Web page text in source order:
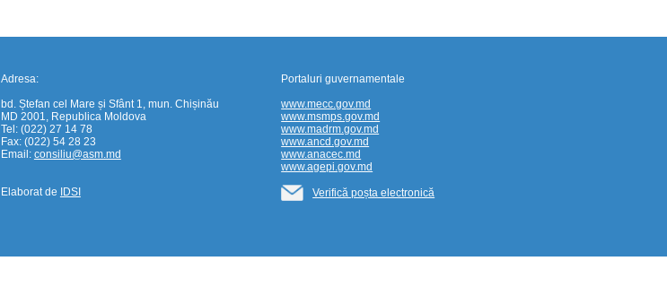
Adresa:
bd. Ștefan cel Mare și Sfânt 1, mun. Chișinău
MD 2001, Republica Moldova
Tel: (022) 27 14 78
Fax: (022) 54 28 23
Email: consiliu@asm.md
Elaborat de IDSI
Portaluri guvernamentale
www.mecc.gov.md
www.msmps.gov.md
www.madrm.gov.md
www.ancd.gov.md
www.anacec.md
www.agepi.gov.md
Verifică poșta electronică